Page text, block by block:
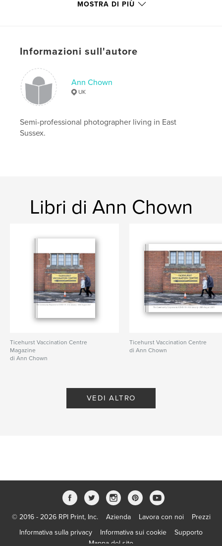
Parole chiave
crofters
MOSTRA DI PIÙ
Informazioni sull'autore
Ann Chown
UK
Semi-professional photographer living in East
Sussex.
Libri di Ann Chown
Ticehurst Vaccination Centre
Magazine
di Ann Chown
Ticehurst Vaccination Centre
di Ann Chown
VEDI ALTRO
© 2016 - 2026 RPI Print, Inc. Azienda Lavora con noi
Prezzi
Informativa sulla privacy
Informativa sui cookie
Supporto
Mappa del sito